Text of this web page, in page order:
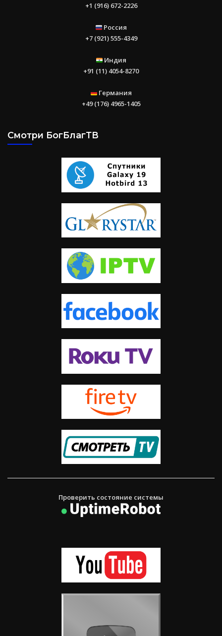
+1 (916) 672-2226
Россия
+7 (921) 555-4349
Индия
+91 (11) 4054-8270
Германия
+49 (176) 4965-1405
Смотри БогБлагТВ
Проверить состояние системы